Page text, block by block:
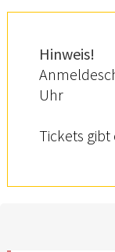
Hinweis!
Uhr
Tickets